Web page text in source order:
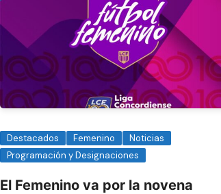
Destacados Femenino
Noticias
Programación y Designaciones
El Femenino va por la novena